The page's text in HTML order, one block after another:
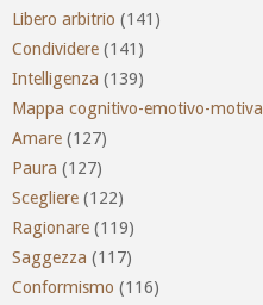
Libero arbitrio (141)
Condividere (141)
Intelligenza (139)
Mappa cognitivo-emotivo-motiva
Amare (127)
Paura (127)
Scegliere (122)
Ragionare (119)
Saggezza (117)
Conformismo (116)